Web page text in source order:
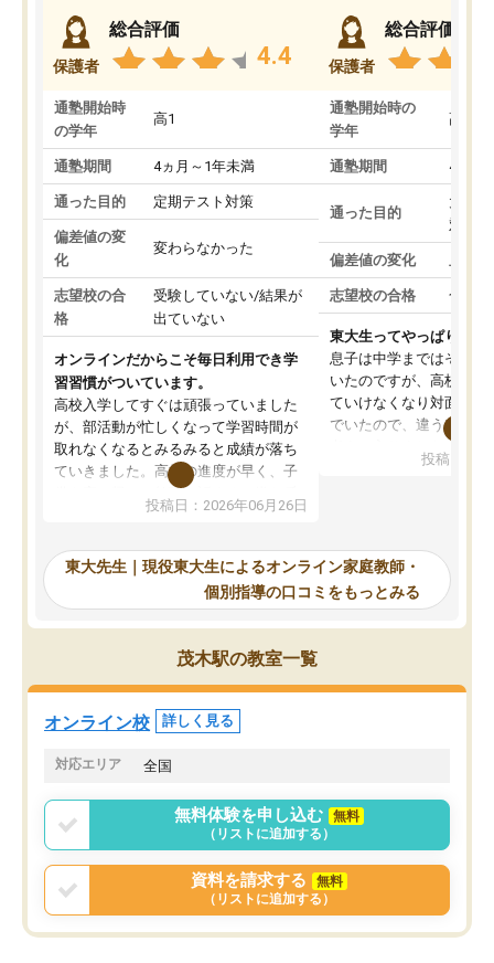
保護者
総合評価
4.4
通塾開始時
の学年
高1
通塾期間 4ヵ月～1年未満
通った目的 定期テスト対策
偏差値の変
化
変わらなかった
志望校の合
格
受験していない/結果が
出ていない
オンラインだからこそ毎日利用でき学
習習慣がついています。
高校入学してすぐは頑張っていました
が、部活動が忙しくなって学習時間が
取れなくなるとみるみると成績が落ち
ていきました。高校の進度が早く、子
供も家に帰って勉強の話すると嫌な反
応を示します。東大先生にお願いして
れるので、親としても安心です。毎日
使える自習室とかもあり、わからない
ところがあれば先生が回答してくれる
のも重宝しています。
投稿日：2026年06月26日
保護者
総合評価
通塾開始時の
学年
高3
通塾期間 4ヵ月
通った目的
大学
対策
偏差値の変化 上が
志望校の合格 合格
東大生ってやっぱりすご
息子は中学まではそこそ
いたのですが、高校に入
ていけなくなり対面の塾
でいたので、違うアプロ
で、当初は模試でD判定
自習室が毎日使えていつ
るのが心強かったよう
謝です。
投稿日：
東大先生｜現役東大生によるオンライン家庭教師・
個別指導の口コミをもっとみる
茂木駅の教室一覧
オンライン校 詳しく見る
対応エリア 全国
無料体験を申し込む
無料
（リストに追加する）
資料を請求する
無料
（リストに追加する）